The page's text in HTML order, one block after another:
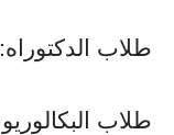
طلاب الدكتوراه: 3500 يوان صيني في الشهر